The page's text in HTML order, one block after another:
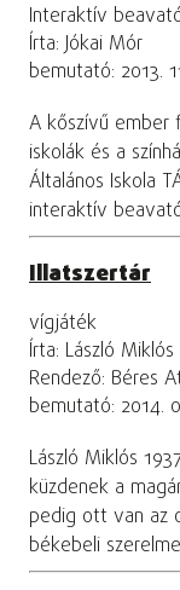
Interaktív
Írta: Jókai Mór
bemutató: 2013.
A kőszívű ember
iskolák és a
Általános Iskola
interaktív
Illatszertár
vígjáték
Írta: László Miklós
Rendező: Béres
bemutató: 2014.
László Miklós
küzdenek a
pedig ott van az
békebeli